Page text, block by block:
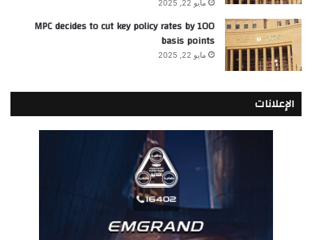
مايو 22, 2025
MPC decides to cut key policy rates by 100
basis points
مايو 22, 2025
الإعلانات